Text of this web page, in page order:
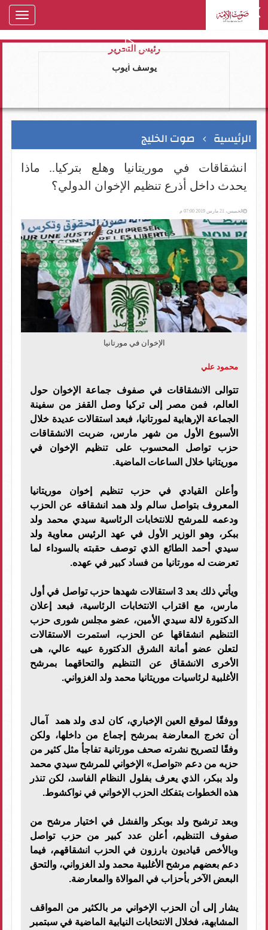
رئيس التحرير
يوسف ايوب
الرئيسية صوت الخليج
انشقاقات في موريتانيا وهلع بتركيا.. ماذا
يحدث داخل أذرع تنظيم الإخوان الدولي؟
الخميس، 21 مارس 2019 07:00 م
الإخوان في مورتانيا
محمود علي
تتوالى الانشقاقات في صفوف جماعة الإخوان حول
العالم، فمن مصر إلى تركيا وصل القفز من سفينة
الجماعة الإرهابية لمورتانيا، فبعد استقالات عديدة خلال
الأسبوع الأول من شهر مارس، ضربت الانشقاقات
حزب تواصل المحسوب على تنظيم الإخوان في
موريتانيا خلال الساعات الماضية.
وأعلن القيادي في حزب تنظيم إخوان موريتانيا
المعروف بتواصل سالم ولد همد انشقاقه عن الحزب
ودعمه للمرشح للانتخابات الرئاسية سيدي محمد ولد
ببكر، وهو الوزير الأول في عهد الرئيس معاوية ولد
سيدي أحمد الطائع الذي توصف حقبته بالسوداء لما
تعرضت له مورتانيا من فساد كبير في عهده.
ويأتي ذلك بعد 3 استقالات شهدها حزب تواصل في أول
مارس، مع اقتراب الانتخابات الرئاسية، فبعد إعلان
الدكتورة لالة سيدي الأمين، عضو مجلس شورى حزب
التنظيم انشقاقها عن الحزب، استمرت الاستقالات
لتعلن عضو أمانة الشرق الدكتورة عييه عالي، هى
الأخرى الانشقاق عن التنظيم والتحاقهما بمرشح
الأغلبية لرئاسيات موريتانيا محمد ولد الغزواني.
ووفقًا لموقع العين الإخباري، كان لدى ولد همد آمال
أن تخرج المعارضة بمرشح إجماع من داخلها، ولكن
وفقًا لتصريح نشرته صحف مورتانية تفاجأ مثل كثير من
حزبه من دعم «تواصل» الإخواني للمرشح سيدي محمد
ولد ببكر، الذي يعرف بفلول النظام الفاسد، لكن تنذر
هذه الخطوات بتفكك الحزب الإخواني في نواكشوط.
وبعد ترشيح ولد بوبكر والفشل في اختيار مرشح من
صفوف التنظيم، أعلن عدد كبير من حزب تواصل
وبالأخص قياديون بارزون في الحزب انشقاقهم، فيما
دعم بعضهم مرشح الأغلبية محمد ولد الغزواني، والتحق
البعض الآخر بأحزاب في الموالاة والمعارضة.
يشار إلى أن الحزب الإخواني مر بالكثير من المواقف
المشابهة، فخلال الانتخابات النيابية الماضية في سبتمبر